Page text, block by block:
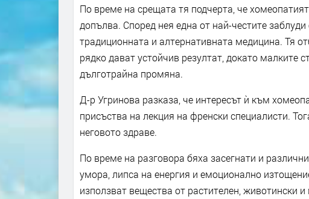
По време на срещата тя подчерта, че
допълва. Според нея една от най-честите
традиционната и алтернативната медицина. Тя
рядко дават устойчив резултат, докато малките
дълготрайна промяна.
Д-р Угринова разказа, че интересът ѝ към
присъства на лекция на френски специалисти.
неговото здраве.
По време на разговора бяха засегнати и
умора, липса на енергия и емоционално
използват вещества от растителен, животински